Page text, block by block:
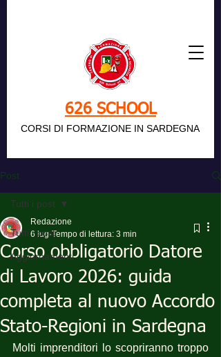
626 SCHOOL
CORSI DI FORMAZIONE IN SARDEGNA
Post
Tutti i post
Aggiornamenti
Tutti i post
Corso obbligatorio Datore
di Lavoro 2026: guida
completa al nuovo Accordo
Stato-Regioni in Sardegna
Redazione
6 lug Tempo di lettura: 3 min
Molti imprenditori lo scopriranno troppo